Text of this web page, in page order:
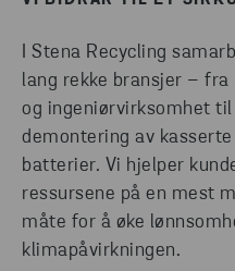
I Stena Recycling
lang rekke bransjer –
og ingeniørvirksomhet
demontering av
batterier. Vi hjelper
ressursene på en mest
måte for å øke
klimapåvirkningen.